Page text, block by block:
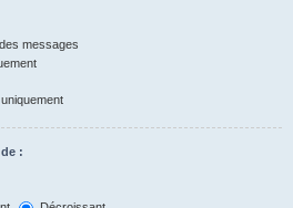
messages
: